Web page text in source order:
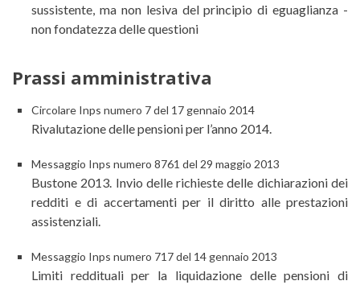
sussistente, ma non lesiva del principio di eguaglianza -
non fondatezza delle questioni
Prassi amministrativa
Circolare Inps numero 7 del 17 gennaio 2014
Rivalutazione delle pensioni per l’anno 2014.
Messaggio Inps numero 8761 del 29 maggio 2013
Bustone 2013. Invio delle richieste delle dichiarazioni dei
redditi e di accertamenti per il diritto alle prestazioni
assistenziali.
Messaggio Inps numero 717 del 14 gennaio 2013
Limiti reddituali per la liquidazione delle pensioni di